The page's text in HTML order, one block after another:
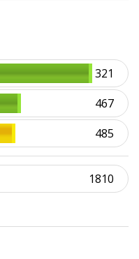
321
467
485
1810